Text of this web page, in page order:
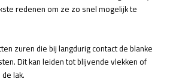
redenen om ze zo snel mogelijk te
zuren die bij langdurig contact de blanke
Dit kan leiden tot blijvende vlekken of
lak.